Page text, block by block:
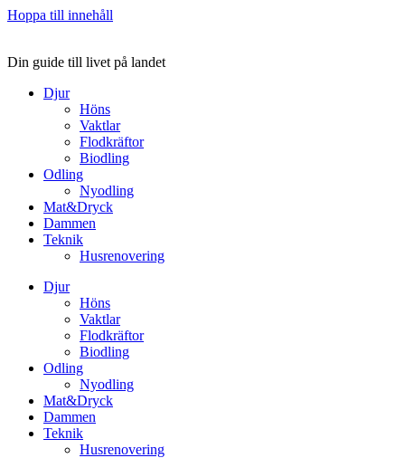
Hoppa till innehåll
Din guide till livet på landet
Djur
Höns
Vaktlar
Flodkräftor
Biodling
Odling
Nyodling
Mat&Dryck
Dammen
Teknik
Husrenovering
Djur
Höns
Vaktlar
Flodkräftor
Biodling
Odling
Nyodling
Mat&Dryck
Dammen
Teknik
Husrenovering